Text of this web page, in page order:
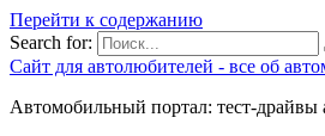
Перейти к содержанию
Search for:
Сайт для автолюбителей - все об
Автомобильный портал: тест-